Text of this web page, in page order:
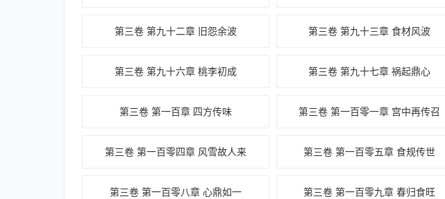
第三卷 第九十二章 旧怨余波 第三卷 第九十三章 食材风波
第三卷 第九十六章 桃李初成 第三卷 第九十七章 祸起鼎心
第三卷 第一百章 四方传味 第三卷 第一百零一章 宫中再传召
第三卷 第一百零四章 风雪故人来 第三卷 第一百零五章 食规传世
第三卷 第一百零八章 心鼎如一 第三卷 第一百零九章 春归食旺